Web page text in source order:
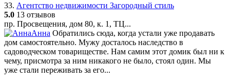
33. Агентство недвижимости Загородный стиль
5.0 13 отзывов
пр. Просвещения, дом 80, к. 1, ТЦ...
Анна Обратились сюда, когда устали уже продавать
дом самостоятельно. Мужу досталось наследство в
садоводческом товариществе. Нам самим этот домик был ни к
чему, присмотра за ним никакого не было, стоял один. Мы
уже стали переживать за его...